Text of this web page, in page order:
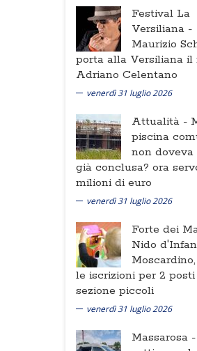
Festival La
Versiliana -
Maurizio
porta alla Versiliana il
Adriano Celentano
venerdì 31 luglio 2026
Attualità -
piscina
non doveva
già conclusa? ora
milioni di euro
venerdì 31 luglio 2026
Forte dei
Nido
le iscrizioni per 2
sezione piccoli
venerdì 31 luglio 2026
Massarosa -